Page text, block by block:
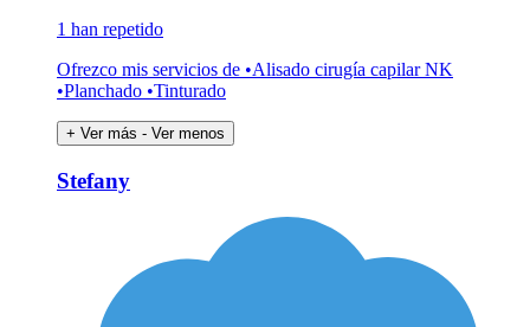
1 han repetido
Ofrezco mis servicios de •Alisado cirugía capilar NK
•Planchado •Tinturado
+ Ver más - Ver menos
Stefany